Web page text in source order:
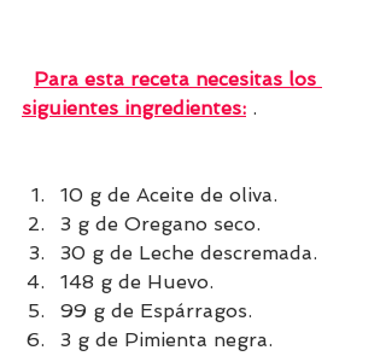
Para esta receta necesitas los
siguientes ingredientes: .
10 g de Aceite de oliva.
3 g de Oregano seco.
30 g de Leche descremada.
148 g de Huevo.
99 g de Espárragos.
3 g de Pimienta negra.